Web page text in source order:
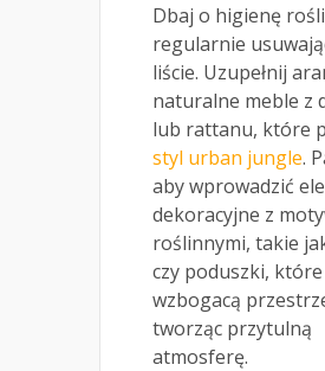
Dbaj o higienę
regularnie
liście. Uzupełnij
naturalne meble z
lub rattanu, które
styl urban jungle.
aby wprowadzić
dekoracyjne z
roślinnymi, takie
czy poduszki, które
wzbogacą
tworząc przytulną
atmosferę.